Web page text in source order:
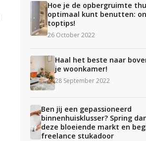
Hoe je de opbergruimte
optimaal kunt benutten:
toptips!
26 October 2022
Haal het beste naar
je woonkamer!
28 September 2022
Ben jij een gepassioneerd
binnenhuisklusser? Spring
deze bloeiende markt en
freelance stukadoor